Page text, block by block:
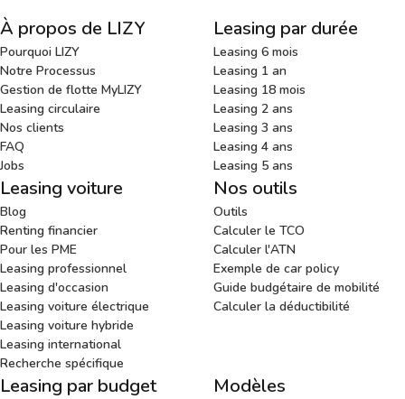
À propos de LIZY
Pourquoi LIZY
Notre Processus
Gestion de flotte MyLIZY
Leasing circulaire
Nos clients
FAQ
Jobs
Leasing par durée
Leasing 6 mois
Leasing 1 an
Leasing 18 mois
Leasing 2 ans
Leasing 3 ans
Leasing 4 ans
Leasing 5 ans
Leasing voiture
Blog
Renting financier
Pour les PME
Leasing professionnel
Leasing d'occasion
Leasing voiture électrique
Leasing voiture hybride
Leasing international
Recherche spécifique
Nos outils
Outils
Calculer le TCO
Calculer l'ATN
Exemple de car policy
Guide budgétaire de mobilité
Calculer la déductibilité
Leasing par budget Modèles